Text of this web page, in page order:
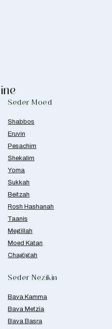
Seder Moed
Shabbos
Eruvin
Pesachim
Shekalim
Yoma
Sukkah
Beitzah
Rosh Hashanah
Taanis
Megillah
Moed Katan
Chagigah
Seder Nezikin
Bava Kamma
Bava Metzia
Bava Basra